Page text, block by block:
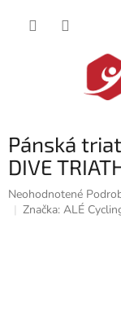
Pánská
DIVE
Priemerné
hodnotenie
Neohodnotené
Značka: ALÉ